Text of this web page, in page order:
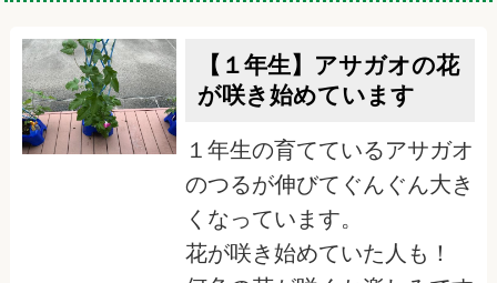
【１年生】アサガオの花
が咲き始めています
１年生の育てているアサガオ
のつるが伸びてぐんぐん大き
くなっています。
花が咲き始めていた人も！